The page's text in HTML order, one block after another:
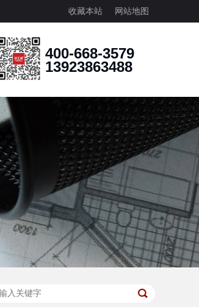
收藏本站 网站地图
400-668-3579
13923863488